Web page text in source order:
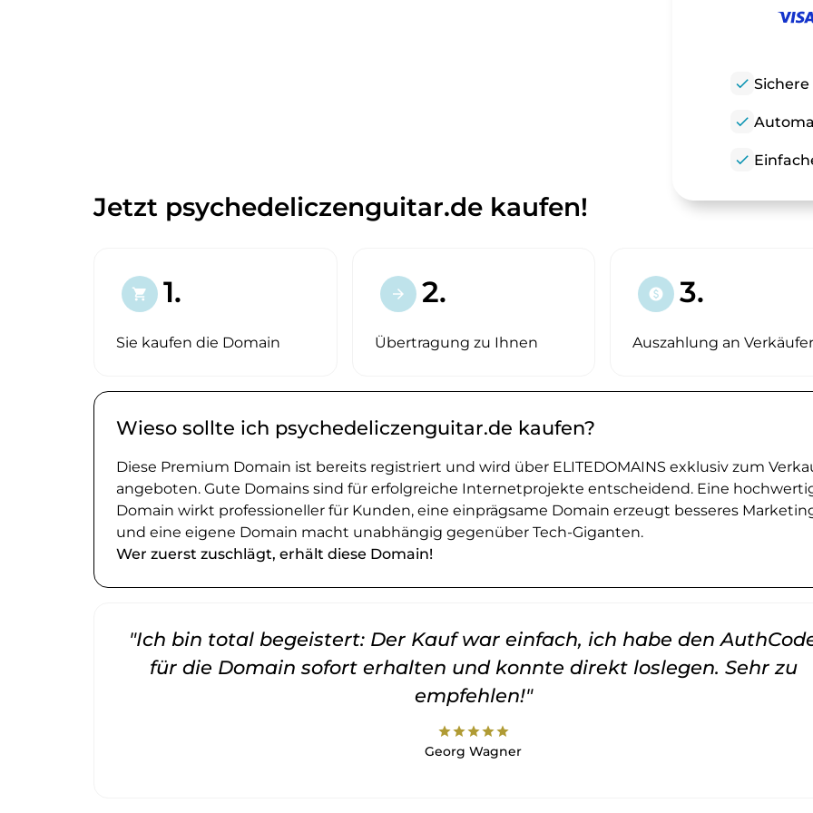
check
check
check
Jetzt psychedeliczenguitar.de kaufen!
shopping_cart 1.
Sie kaufen die Domain
arrow_forward 2.
Übertragung zu Ihnen
paid 3.
Auszahlung an Verkäufer
Wieso sollte ich psychedeliczenguitar.de kaufen?
Diese Premium Domain ist bereits registriert und wird über ELITEDOMAINS exklusiv zum
angeboten. Gute Domains sind für erfolgreiche Internetprojekte entscheidend. Eine
Domain wirkt professioneller für Kunden, eine einprägsame Domain erzeugt besseres
und eine eigene Domain macht unabhängig gegenüber Tech-Giganten.
Wer zuerst zuschlägt, erhält diese Domain!
"Ich bin total begeistert: Der Kauf war einfach, ich habe den
für die Domain sofort erhalten und konnte direkt loslegen. Sehr zu
empfehlen!"
starstarstarstarstar
Georg Wagner